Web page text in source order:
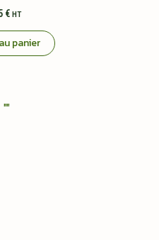
€ HT
panier